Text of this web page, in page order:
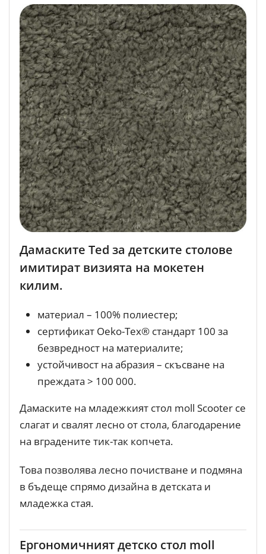
Дамаските Ted за детските столове
имитират визията на мокетен
килим.
материал – 100% полиестер;
сертификат Oeko-Tex® стандарт 100 за
безвредност на материалите;
устойчивост на абразия – скъсване на
преждата > 100 000.
Дамаските на младежкият стол moll Scooter се
слагат и свалят лесно от стола, благодарение
на вградените тик-так копчета.
Това позволява лесно почистване и подмяна
в бъдеще спрямо дизайна в детската и
младежка стая.
Ергономичният детско стол moll